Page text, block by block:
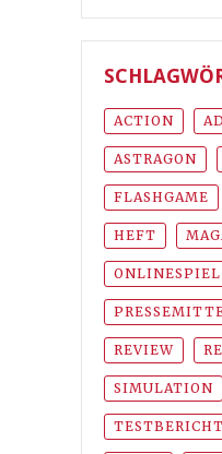
ACTION
ASTRAGON
FLASHGAME
HEFT
ONLINESPIEL
REVIEW
SIMULATION
TESTBERICHT